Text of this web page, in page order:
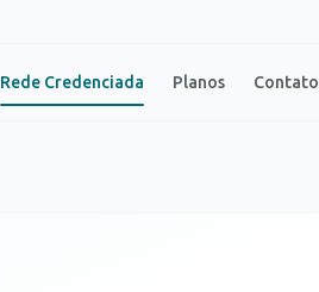
Rede Credenciada Planos Contato